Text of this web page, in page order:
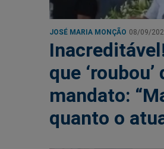
JOSÉ MARIA MONÇÃO 08/09/
que
mandato:
quanto o